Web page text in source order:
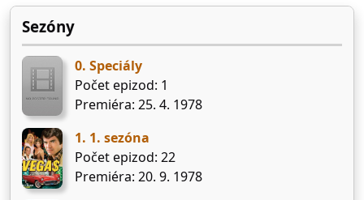
Sezóny
0. Speciály
Počet epizod: 1
Premiéra: 25. 4. 1978
1. 1. sezóna
Počet epizod: 22
Premiéra: 20. 9. 1978